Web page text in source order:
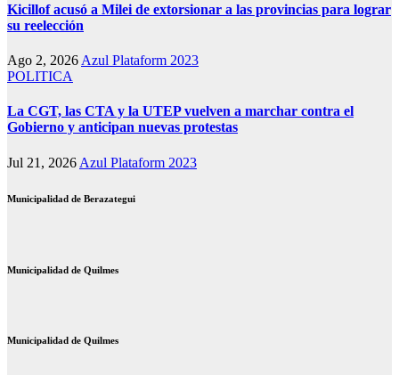
Kicillof acusó a Milei de extorsionar a las provincias para lograr
su reelección
Ago 2, 2026 Azul Plataform 2023
POLITICA
La CGT, las CTA y la UTEP vuelven a marchar contra el
Gobierno y anticipan nuevas protestas
Jul 21, 2026 Azul Plataform 2023
Municipalidad de Berazategui
Municipalidad de Quilmes
Municipalidad de Quilmes